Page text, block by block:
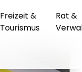
Freizeit &
Tourismus
Rat &